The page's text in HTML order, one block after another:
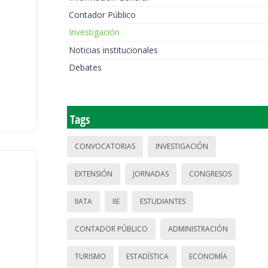
Contador Público
Investigación
Noticias institucionales
Debates
Tags
CONVOCATORIAS INVESTIGACIÓN
EXTENSIÓN JORNADAS CONGRESOS
IIATA IIE ESTUDIANTES
CONTADOR PÚBLICO ADMINISTRACIÓN
TURISMO ESTADÍSTICA ECONOMÍA